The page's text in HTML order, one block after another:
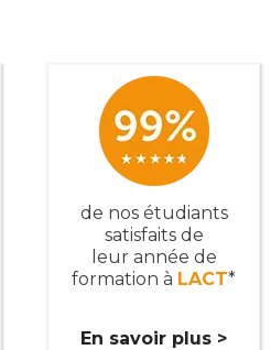
de nos étudiants
satisfaits de
leur année de
formation à LACT*
En savoir plus >